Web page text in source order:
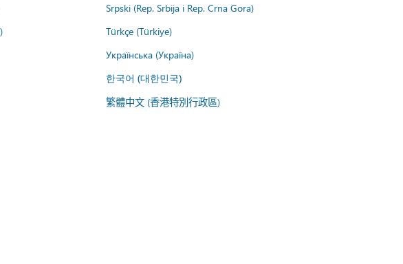
Srpski (Rep. Srbija i Rep. Crna Gora)
Türkçe (Türkiye)
Українська (Україна)
한국어 (대한민국)
繁體中文 (香港特別行政區)